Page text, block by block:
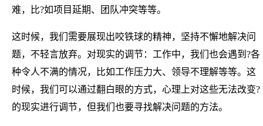
难，比?如项目延期、团队冲突等等。
这时候，我们需要展现出咬铁球的精神，坚持不懈地解决问
题，不轻言放弃。对现实的调节：工作中，我们也会遇到?各
种令人不满的情况，比如工作压力大、领导不理解等等。这
时候，我们可以通过翻白眼的方式，心理上对这些无法改变?
的现实进行调节，但我们也要寻找解决问题的方法。